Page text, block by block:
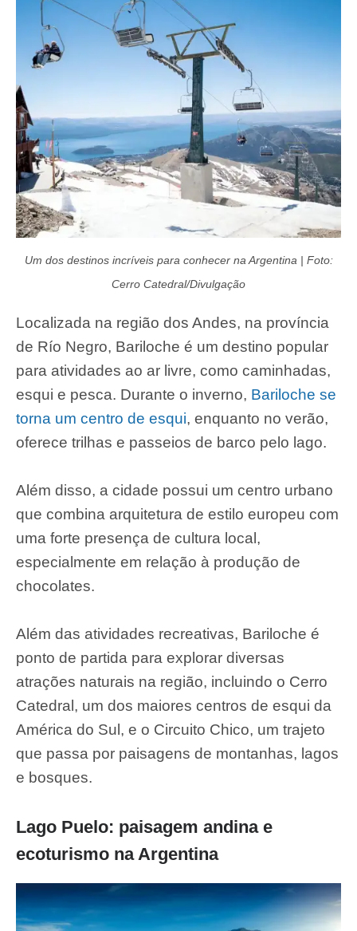
Um dos destinos incríveis para conhecer na Argentina | Foto:
Cerro Catedral/Divulgação
Localizada na região dos Andes, na província
de Río Negro, Bariloche é um destino popular
para atividades ao ar livre, como caminhadas,
esqui e pesca. Durante o inverno, Bariloche se
torna um centro de esqui, enquanto no verão,
oferece trilhas e passeios de barco pelo lago.
Além disso, a cidade possui um centro urbano
que combina arquitetura de estilo europeu com
uma forte presença de cultura local,
especialmente em relação à produção de
chocolates.
Além das atividades recreativas, Bariloche é
ponto de partida para explorar diversas
atrações naturais na região, incluindo o Cerro
Catedral, um dos maiores centros de esqui da
América do Sul, e o Circuito Chico, um trajeto
que passa por paisagens de montanhas, lagos
e bosques.
Lago Puelo: paisagem andina e
ecoturismo na Argentina